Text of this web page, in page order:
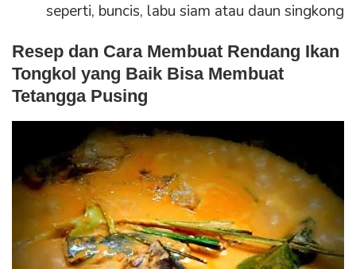
seperti, buncis, labu siam atau daun singkong
Resep dan Cara Membuat Rendang Ikan
Tongkol yang Baik Bisa Membuat
Tetangga Pusing